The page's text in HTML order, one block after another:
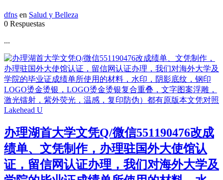
dfns en Salud y Belleza
0 Respuestas
...
办理湖首大学文凭Q/微信551190476改成
绩单、文凭制作，办理驻国外大使馆认
证，留信网认证办理，我们对海外大学及